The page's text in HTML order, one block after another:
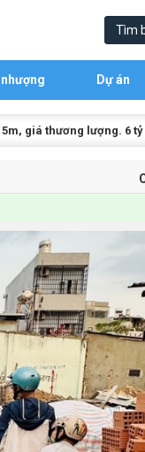
Dự án
giá thương lượng. 6 tỷ